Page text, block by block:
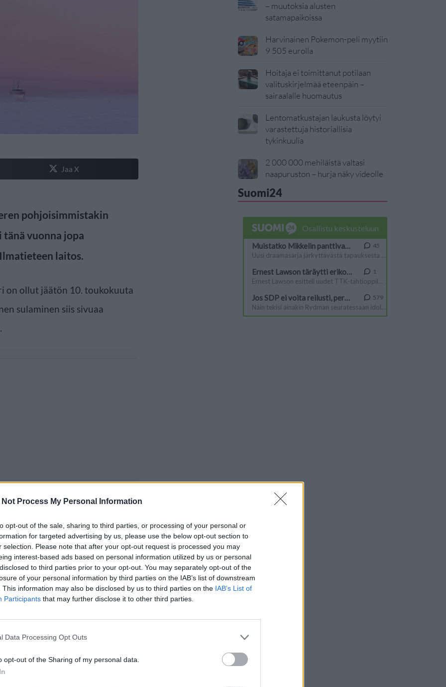
Not Process My Personal Information
opt-out of the sale, sharing to third parties, or processing of your personal or
for targeted advertising by us, please use the below opt-out section to
selection. Please note that after your opt-out request is processed you may
interest-based ads based on personal information utilized by us or personal
to third parties prior to your opt-out. You may separately opt-out of the
of your personal information by third parties on the IAB’s list of downstream
This information may also be disclosed by us to third parties on the IAB’s List of
Participants that may further disclose it to other third parties.
Data Processing Opt Outs
opt-out of the Sharing of my personal data.
Jaa X
pohjoisimmistakin
vuonna jopa
laitos.
on ollut jäätön 10. toukokuuta
sulaminen siis sivuaa
– muutoksia alusten
satamapaikoissa
Harvinainen Pokemon-peli myytiin
9 505 eurolla
Hoitaja ei toimittanut potilaan
valituskirjelmää eteenpäin –
sairaalalle huomautus
Lentomatkustajan laukusta löytyi
varastettuja historiallisia
tykinkuulia
2 000 000 mehiläistä valtasi
naapuruston – hurja näky videolle
Suomi24